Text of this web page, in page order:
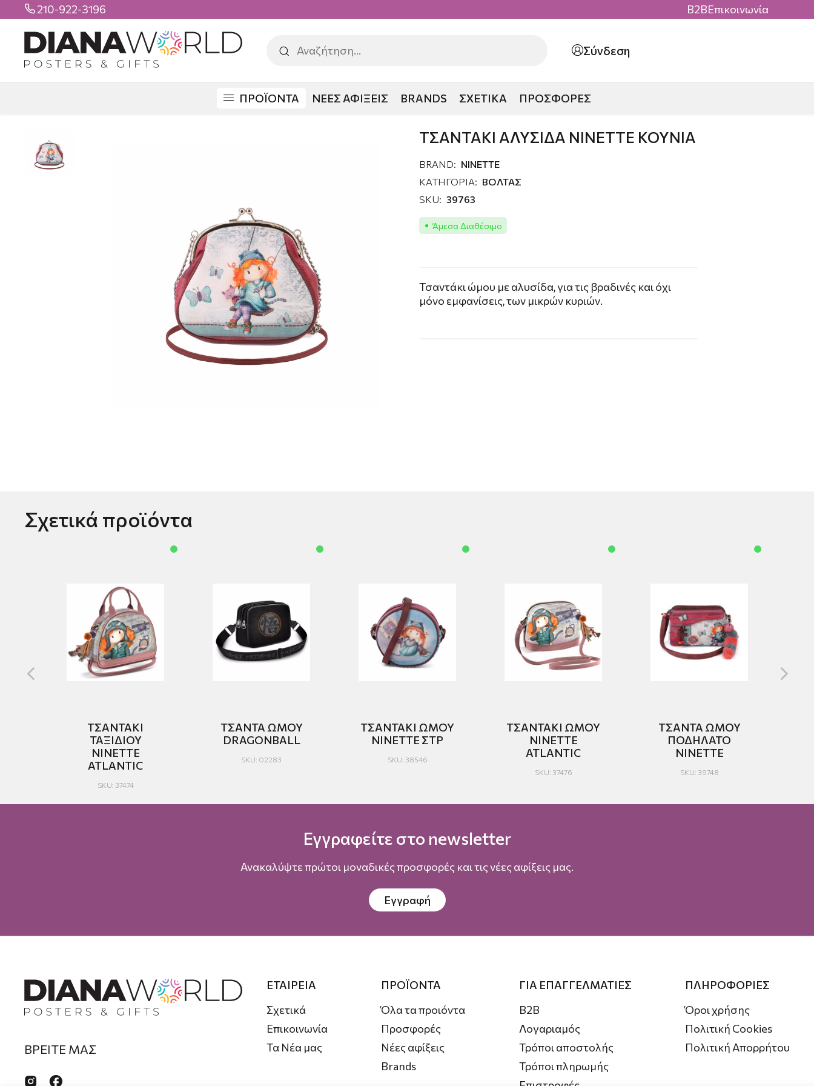
 210-922-3196 B2BΕπικοινωνία
Σύνδεση
ΠΡΟΪΟΝΤΑ ΝΕΕΣ ΑΦΙΞΕΙΣ BRANDS ΣΧΕΤΙΚΑ ΠΡΟΣΦΟΡΕΣ
ΤΣΑΝΤΑΚΙ ΑΛΥΣΙΔΑ NINETTE ΚΟΥΝΙΑ
BRAND: NINETTE
ΚΑΤΗΓΟΡΙΑ: ΒΟΛΤΑΣ
SKU: 39763
Άμεσα Διαθέσιμο
Τσαντάκι ώμου με αλυσίδα, για τις βραδινές και όχι
μόνο εμφανίσεις, των μικρών κυριών.
Σχετικά προϊόντα
ΤΣΑΝΤΑΚΙ
ΤΑΞΙΔΙΟΥ
NINETTE
ATLANTIC
SKU: 37474
ΤΣΑΝΤΑ ΩΜΟΥ
DRAGONBALL
SKU: 02283
ΤΣΑΝΤΑΚΙ ΩΜΟΥ
NINETTE ΣΤΡ
SKU: 38546
ΤΣΑΝΤΑΚΙ ΩΜΟΥ
NINETTE
ATLANTIC
SKU: 37476
ΤΣΑΝΤΑ ΩΜΟΥ
ΠΟΔΗΛΑΤΟ
NINETTE
SKU: 39748
Εγγραφείτε στο newsletter
Ανακαλύψτε πρώτοι μοναδικές προσφορές και τις νέες αφίξεις μας.
Εγγραφή
ΒΡΕΙΤΕ ΜΑΣ
 
ΕΤΑΙΡΕΙΑ
Σχετικά
Επικοινωνία
Τα Νέα μας
ΠΡΟΪΟΝΤΑ
Όλα τα προιόντα
Προσφορές
Νέες αφίξεις
Brands
ΓΙΑ ΕΠΑΓΓΕΛΜΑΤΙΕΣ
B2B
Λογαριαμός
Τρόποι αποστολής
Τρόποι πληρωμής
ΠΛΗΡΟΦΟΡΙΕΣ
Όροι χρήσης
Πολιτική Cookies
Πολιτική Απορρήτου